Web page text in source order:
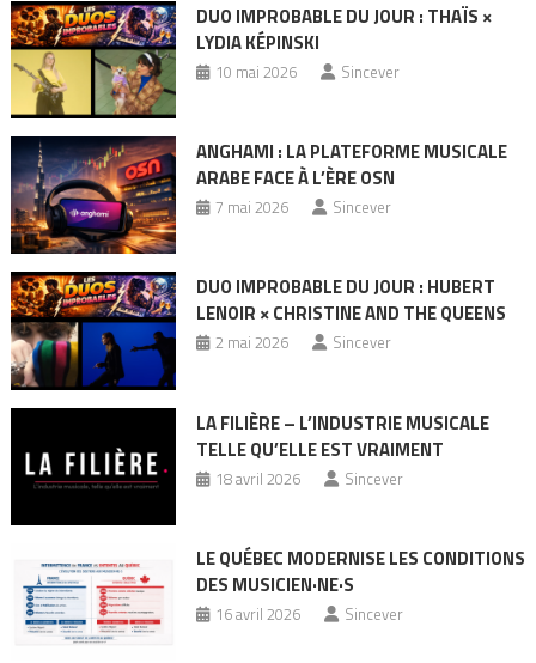
DUO IMPROBABLE DU JOUR : THAÏS ×
LYDIA KÉPINSKI
10 mai 2026 Sincever
ANGHAMI : LA PLATEFORME MUSICALE
ARABE FACE À L’ÈRE OSN
7 mai 2026 Sincever
DUO IMPROBABLE DU JOUR : HUBERT
LENOIR × CHRISTINE AND THE QUEENS
2 mai 2026 Sincever
LA FILIÈRE – L’INDUSTRIE MUSICALE
TELLE QU’ELLE EST VRAIMENT
18 avril 2026 Sincever
LE QUÉBEC MODERNISE LES CONDITIONS
DES MUSICIEN·NE·S
16 avril 2026 Sincever